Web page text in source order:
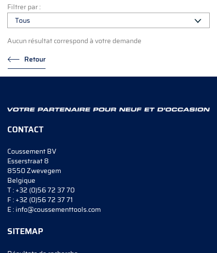
Filtrer par :
Aucun résultat correspond à votre demande
Retour
CONTACT
Coussement BV
Esserstraat 8
8550 Zwevegem
Belgique
T :+32 (0)56 72 37 70
F :+32 (0)56 72 37 71
E :info@coussementtools.com
SITEMAP